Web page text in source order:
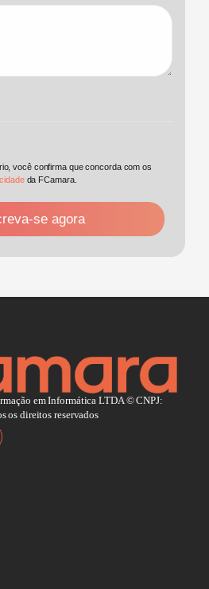
você confirma que concorda com os
da FCamara.
em Informática LTDA © CNPJ:
os direitos reservados